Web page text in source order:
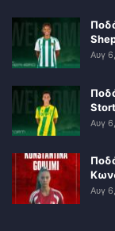
Αυγ
Αυγ
Αυγ